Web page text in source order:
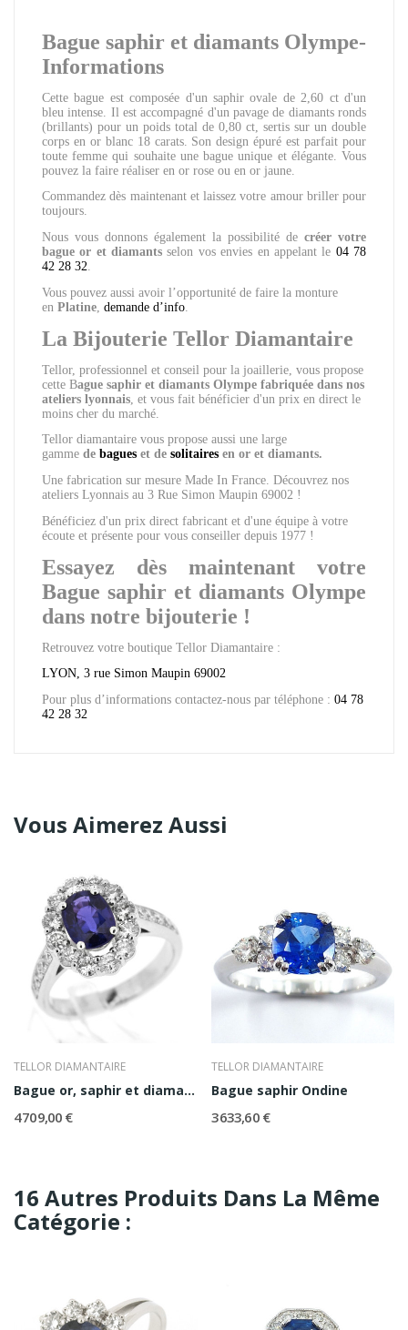
Bague saphir et diamants Olympe-
Informations
Cette bague est composée d'un saphir ovale de 2,60 ct d'un
bleu intense. Il est accompagné d'un pavage de diamants ronds
(brillants) pour un poids total de 0,80 ct, sertis sur un double
corps en or blanc 18 carats. Son design épuré est parfait pour
toute femme qui souhaite une bague unique et élégante. Vous
pouvez la faire réaliser en or rose ou en or jaune.
Commandez dès maintenant et laissez votre amour briller pour
toujours.
Nous vous donnons également la possibilité de créer votre
bague or et diamants selon vos envies en appelant le 04 78
42 28 32.
Vous pouvez aussi avoir l’opportunité de faire la monture
en Platine demande d’info
La Bijouterie Tellor Diamantaire
Tellor, professionnel et conseil pour la joaillerie, vous propose
cette Bague saphir et diamants Olympe fabriquée dans nos
ateliers lyonnais , et vous fait bénéficier d'un prix en direct le
moins cher du marché.
Tellor diamantaire vous propose aussi une large
gamme de bagues et de solitaires en or et diamants.
Une fabrication sur mesure Made In France. Découvrez nos
ateliers Lyonnais au 3 Rue Simon Maupin 69002 !
Bénéficiez d'un prix direct fabricant et d'une équipe à votre
écoute et présente pour vous conseiller depuis 1977 !
Essayez dès maintenant votre
Bague saphir et diamants Olympe
dans notre bijouterie !
Retrouvez votre boutique Tellor Diamantaire :
LYON, 3 rue Simon Maupin 69002
Pour plus d’informations contactez-nous par téléphone : 04 78
42 28 32
Vous Aimerez Aussi
TELLOR DIAMANTAIRE
Bague or, saphir et diamants Lisbeth
4 709,00 €
TELLOR DIAMANTAIRE
Bague saphir Ondine
3 633,60 €
16 Autres Produits Dans La Même
Catégorie :